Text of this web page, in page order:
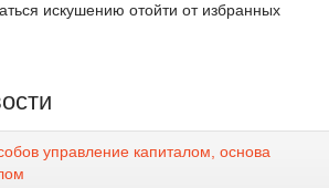
искушению отойти от избранных
управление капиталом, основа